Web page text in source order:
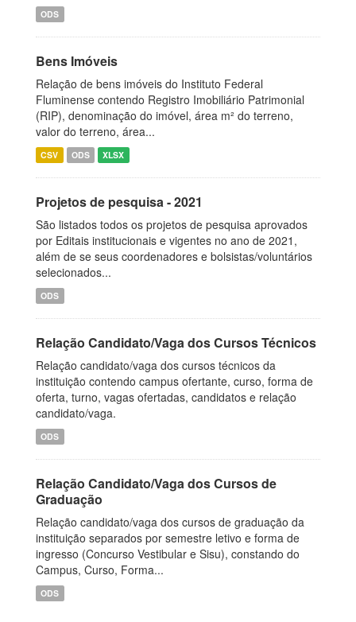
ODS
Bens Imóveis
Relação de bens imóveis do Instituto Federal
Fluminense contendo Registro Imobiliário Patrimonial
(RIP), denominação do imóvel, área m² do terreno,
valor do terreno, área...
CSV ODS XLSX
Projetos de pesquisa - 2021
São listados todos os projetos de pesquisa aprovados
por Editais institucionais e vigentes no ano de 2021,
além de se seus coordenadores e bolsistas/voluntários
selecionados...
ODS
Relação Candidato/Vaga dos Cursos Técnicos
Relação candidato/vaga dos cursos técnicos da
instituição contendo campus ofertante, curso, forma de
oferta, turno, vagas ofertadas, candidatos e relação
candidato/vaga.
ODS
Relação Candidato/Vaga dos Cursos de
Graduação
Relação candidato/vaga dos cursos de graduação da
instituição separados por semestre letivo e forma de
ingresso (Concurso Vestibular e Sisu), constando do
Campus, Curso, Forma...
ODS